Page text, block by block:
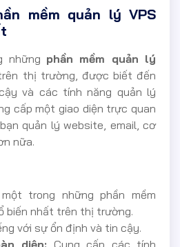
mềm quản lý VPS
những phần mềm quản lý
thị trường, được biết đến
và các tính năng quản lý
cấp một giao diện trực quan
quản lý website, email, cơ
nữa.
trong những phần mềm
biến nhất trên thị trường.
với sự ổn định và tin cậy.
diện: Cung cấp các tính